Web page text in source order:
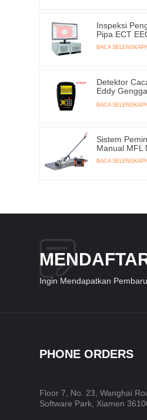
Inspeksi
Pipa ECT
BACA
Detektor
Eddy
BACA
Sistem
Manual MFL
BACA
Ingin Mendapatkan
PHONE ORDERS
Floor 7, No. 23, Wanghai
Software Park, Xiamen